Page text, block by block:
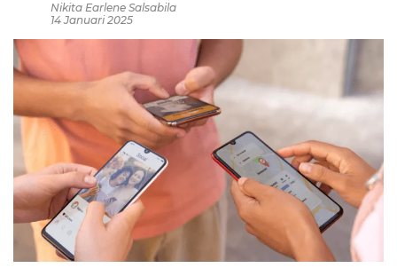
Nikita Earlene Salsabila
14 Januari 2025